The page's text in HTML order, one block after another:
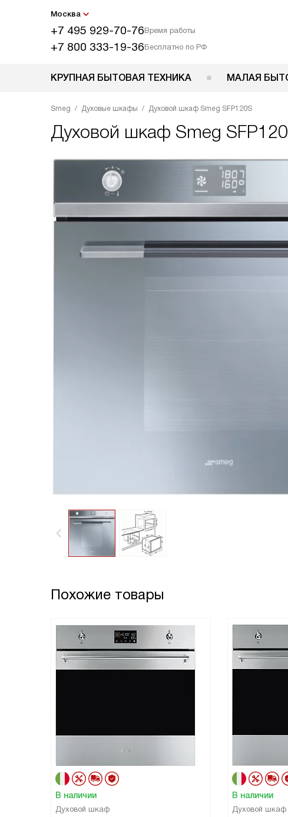
Москва
+7 495 929-70-76Время работы
+7 800 333-19-36Бесплатно по РФ
КРУПНАЯ БЫТОВАЯ ТЕХНИКА МАЛАЯ
Smeg Духовые шкафы Духовой шкаф Smeg SFP120S
Духовой шкаф Smeg
Похожие товары
В наличии
Духовой шкаф
В наличии
Духовой шкаф